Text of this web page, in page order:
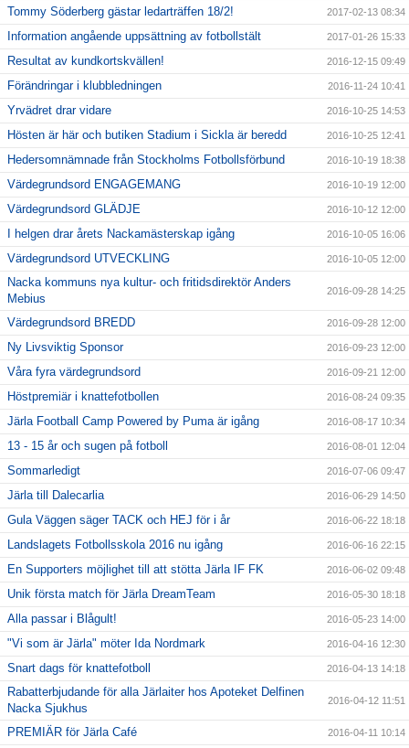
Tommy Söderberg gästar ledarträffen 18/2! 2017-02-13 08:34
Information angående uppsättning av fotbollstält 2017-01-26 15:33
Resultat av kundkortskvällen! 2016-12-15 09:49
Förändringar i klubbledningen 2016-11-24 10:41
Yrvädret drar vidare 2016-10-25 14:53
Hösten är här och butiken Stadium i Sickla är beredd 2016-10-25 12:41
Hedersomnämnade från Stockholms Fotbollsförbund 2016-10-19 18:38
Värdegrundsord ENGAGEMANG 2016-10-19 12:00
Värdegrundsord GLÄDJE 2016-10-12 12:00
I helgen drar årets Nackamästerskap igång 2016-10-05 16:06
Värdegrundsord UTVECKLING 2016-10-05 12:00
Nacka kommuns nya kultur- och fritidsdirektör Anders
Mebius
2016-09-28 14:25
Värdegrundsord BREDD 2016-09-28 12:00
Ny Livsviktig Sponsor 2016-09-23 12:00
Våra fyra värdegrundsord 2016-09-21 12:00
Höstpremiär i knattefotbollen 2016-08-24 09:35
Järla Football Camp Powered by Puma är igång 2016-08-17 10:34
13 - 15 år och sugen på fotboll 2016-08-01 12:04
Sommarledigt 2016-07-06 09:47
Järla till Dalecarlia 2016-06-29 14:50
Gula Väggen säger TACK och HEJ för i år 2016-06-22 18:18
Landslagets Fotbollsskola 2016 nu igång 2016-06-16 22:15
En Supporters möjlighet till att stötta Järla IF FK 2016-06-02 09:48
Unik första match för Järla DreamTeam 2016-05-30 18:18
Alla passar i Blågult! 2016-05-23 14:00
"Vi som är Järla" möter Ida Nordmark 2016-04-16 12:30
Snart dags för knattefotboll 2016-04-13 14:18
Rabatterbjudande för alla Järlaiter hos Apoteket Delfinen
Nacka Sjukhus
2016-04-12 11:51
PREMIÄR för Järla Café 2016-04-11 10:14